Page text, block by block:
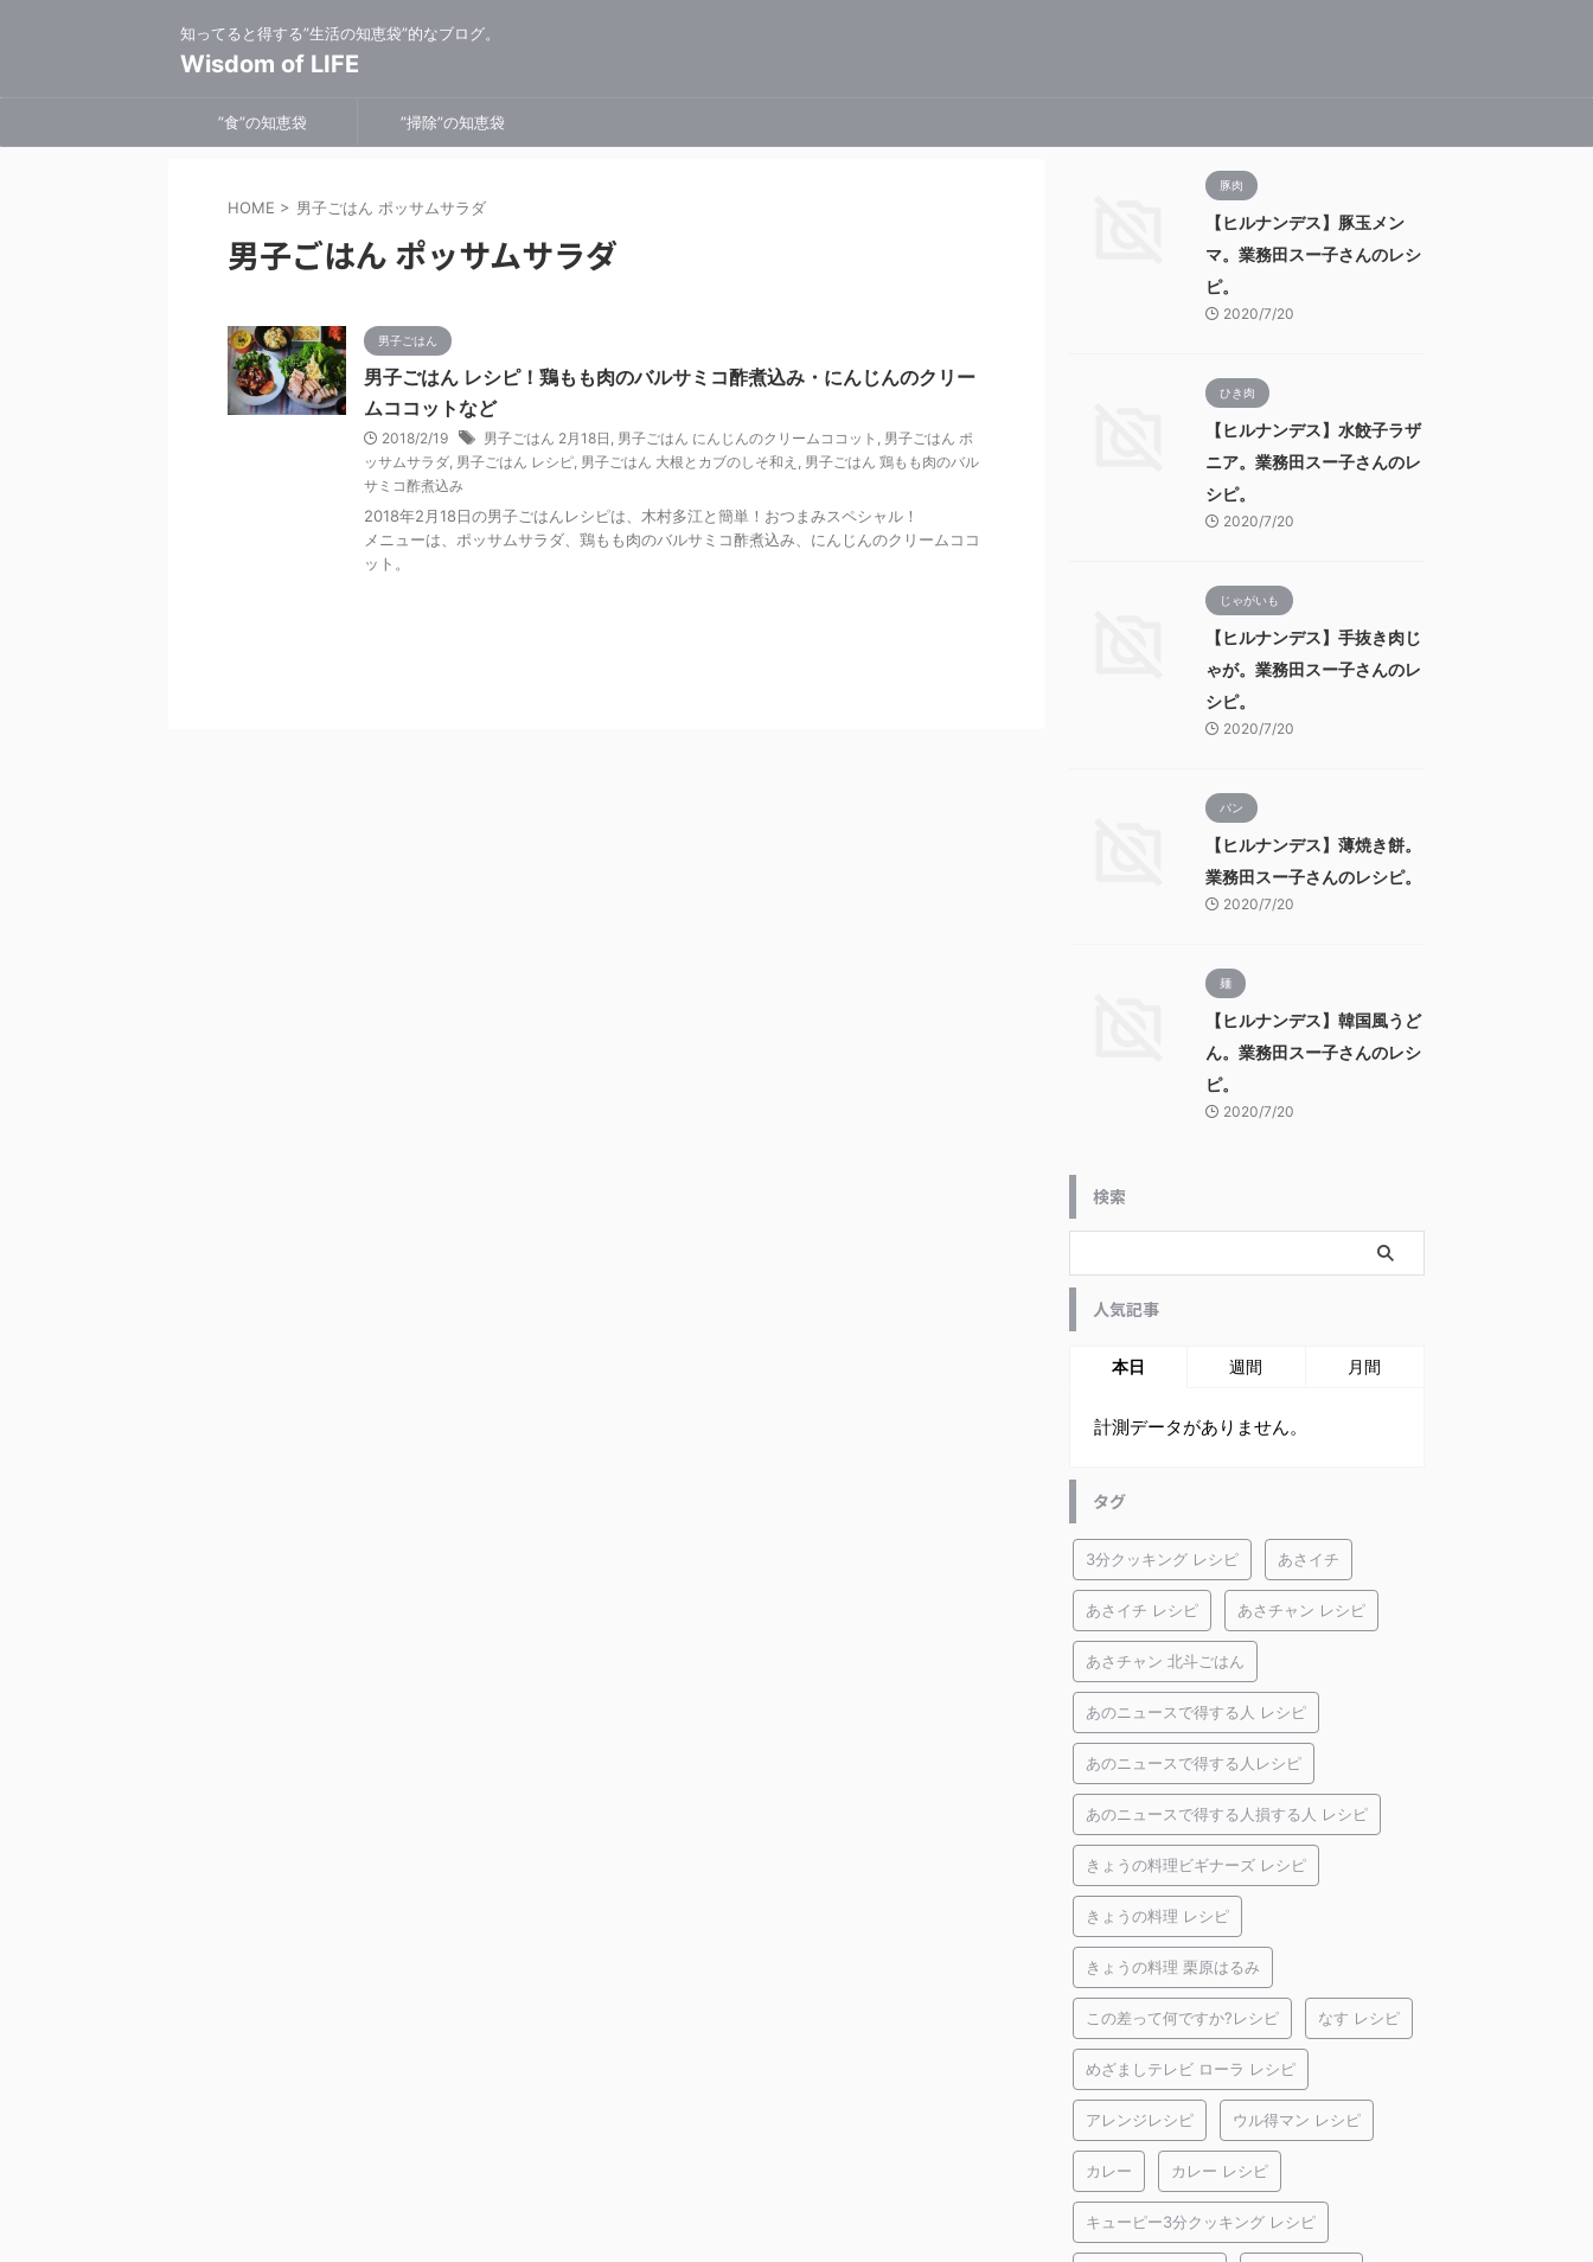
知ってると得する”生活の知恵袋”的なブログ。
Wisdom of LIFE
”食”の知恵袋 ”掃除”の知恵袋
HOME > 男子ごはん ポッサムサラダ
男子ごはん ポッサムサラダ
男子ごはん
男子ごはん レシピ！鶏もも肉のバルサミコ酢煮込み・にんじんのクリー
ムココットなど
2018/2/19 男子ごはん 2月18日 , 男子ごはん にんじんのクリームココット , 男子ごはん ポ
ッサムサラダ, 男子ごはん レシピ, 男子ごはん 大根とカブのしそ和え , 男子ごはん 鶏もも肉のバル
サミコ酢煮込み
2018年2月18日の男子ごはんレシピは、木村多江と簡単！おつまみスペシャル！
メニューは、ポッサムサラダ、鶏もも肉のバルサミコ酢煮込み、にんじんのクリームココ
ット。
豚肉
【ヒルナンデス】豚玉メン
マ。業務田スー子さんのレシ
ピ。
2020/7/20
ひき肉
【ヒルナンデス】水餃子ラザ
ニア。業務田スー子さんのレ
シピ。
2020/7/20
じゃがいも
【ヒルナンデス】手抜き肉じ
ゃが。業務田スー子さんのレ
シピ。
2020/7/20
パン
【ヒルナンデス】薄焼き餅。
業務田スー子さんのレシピ。
2020/7/20
麺
【ヒルナンデス】韓国風うど
ん。業務田スー子さんのレシ
ピ。
2020/7/20
検索
人気記事
本日 週間 月間
計測データがありません。
タグ
3分クッキング レシピ あさイチ
あさイチ レシピ あさチャン レシピ
あさチャン 北斗ごはん
あのニュースで得する人 レシピ
あのニュースで得する人レシピ
あのニュースで得する人損する人 レシピ
きょうの料理ビギナーズ レシピ
きょうの料理 レシピ
きょうの料理 栗原はるみ
この差って何ですか?レシピ なす レシピ
めざましテレビ ローラ レシピ
アレンジレシピ ウル得マン レシピ
カレー カレー レシピ
キューピー3分クッキング レシピ